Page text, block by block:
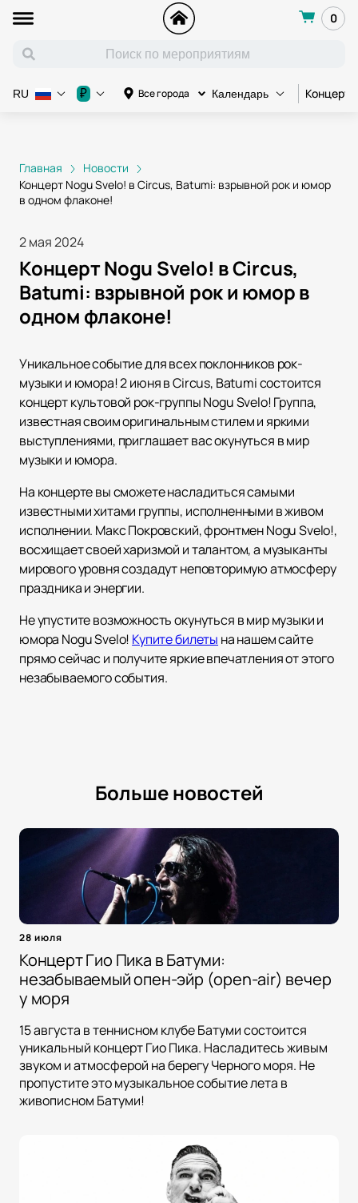
0
Все города Календарь Концерт
RU ₽
Главная
Новости
Концерт Nogu Svelo! в Circus, Batumi: взрывной рок и юмор
в одном флаконе!
2 мая 2024
Концерт Nogu Svelo! в Circus,
Batumi: взрывной рок и юмор в
одном флаконе!
Уникальное событие для всех поклонников рок-
музыки и юмора! 2 июня в Circus, Batumi состоится
концерт культовой рок-группы Nogu Svelo! Группа,
известная своим оригинальным стилем и яркими
выступлениями, приглашает вас окунуться в мир
музыки и юмора.
На концерте вы сможете насладиться самыми
известными хитами группы, исполненными в живом
исполнении. Макс Покровский, фронтмен Nogu Svelo!,
восхищает своей харизмой и талантом, а музыканты
мирового уровня создадут неповторимую атмосферу
праздника и энергии.
Не упустите возможность окунуться в мир музыки и
юмора Nogu Svelo! Купите билеты на нашем сайте
прямо сейчас и получите яркие впечатления от этого
незабываемого события.
Больше новостей
28 июля
Концерт Гио Пика в Батуми:
незабываемый опен-эйр (open-air) вечер
у моря
15 августа в теннисном клубе Батуми состоится
уникальный концерт Гио Пика. Насладитесь живым
звуком и атмосферой на берегу Черного моря. Не
пропустите это музыкальное событие лета в
живописном Батуми!